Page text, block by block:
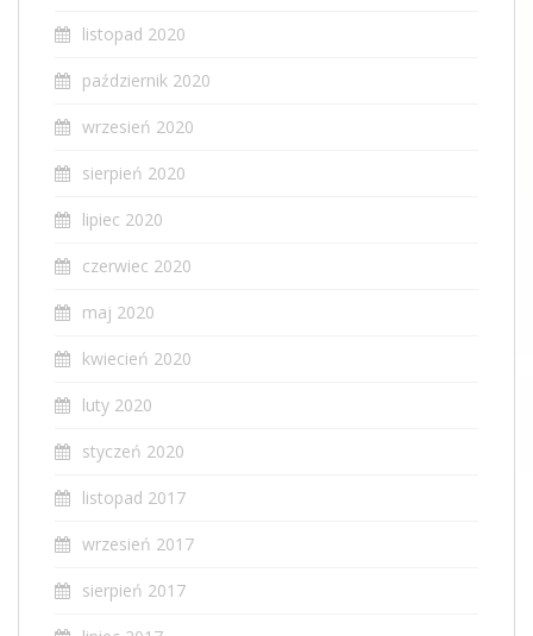
listopad 2020
październik 2020
wrzesień 2020
sierpień 2020
lipiec 2020
czerwiec 2020
maj 2020
kwiecień 2020
luty 2020
styczeń 2020
listopad 2017
wrzesień 2017
sierpień 2017